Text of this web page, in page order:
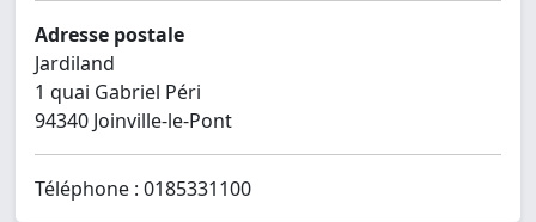
Adresse postale
Jardiland
1 quai Gabriel Péri
94340 Joinville-le-Pont
Téléphone : 0185331100